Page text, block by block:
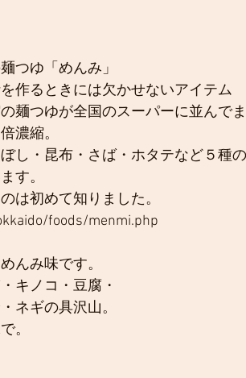
つゆ「めんみ」
作るときには欠かせないアイテム
麺つゆが全国のスーパーに並んで
濃縮。
し・昆布・さば・ホタテなど５種
す。
は初めて知りました。
foods/menmi.php
んみ味です。
キノコ・豆腐・
ネギの具沢山。
。